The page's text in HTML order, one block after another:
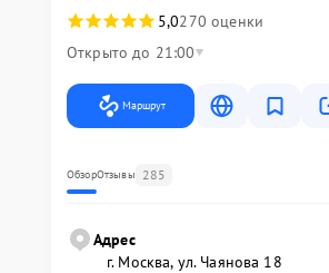
5,0270 оценки
Открыто до 21:00
Маршрут
ОбзорОтзывы 285
Адрес
г. Москва, ул. Чаянова 18